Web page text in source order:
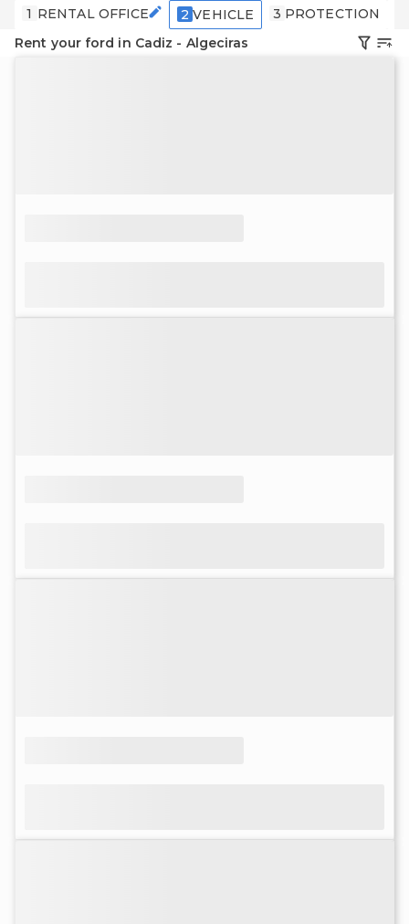
1 RENTAL OFFICE 2 VEHICLE 3 PROTECTION
Rent your ford in Cadiz - Algeciras